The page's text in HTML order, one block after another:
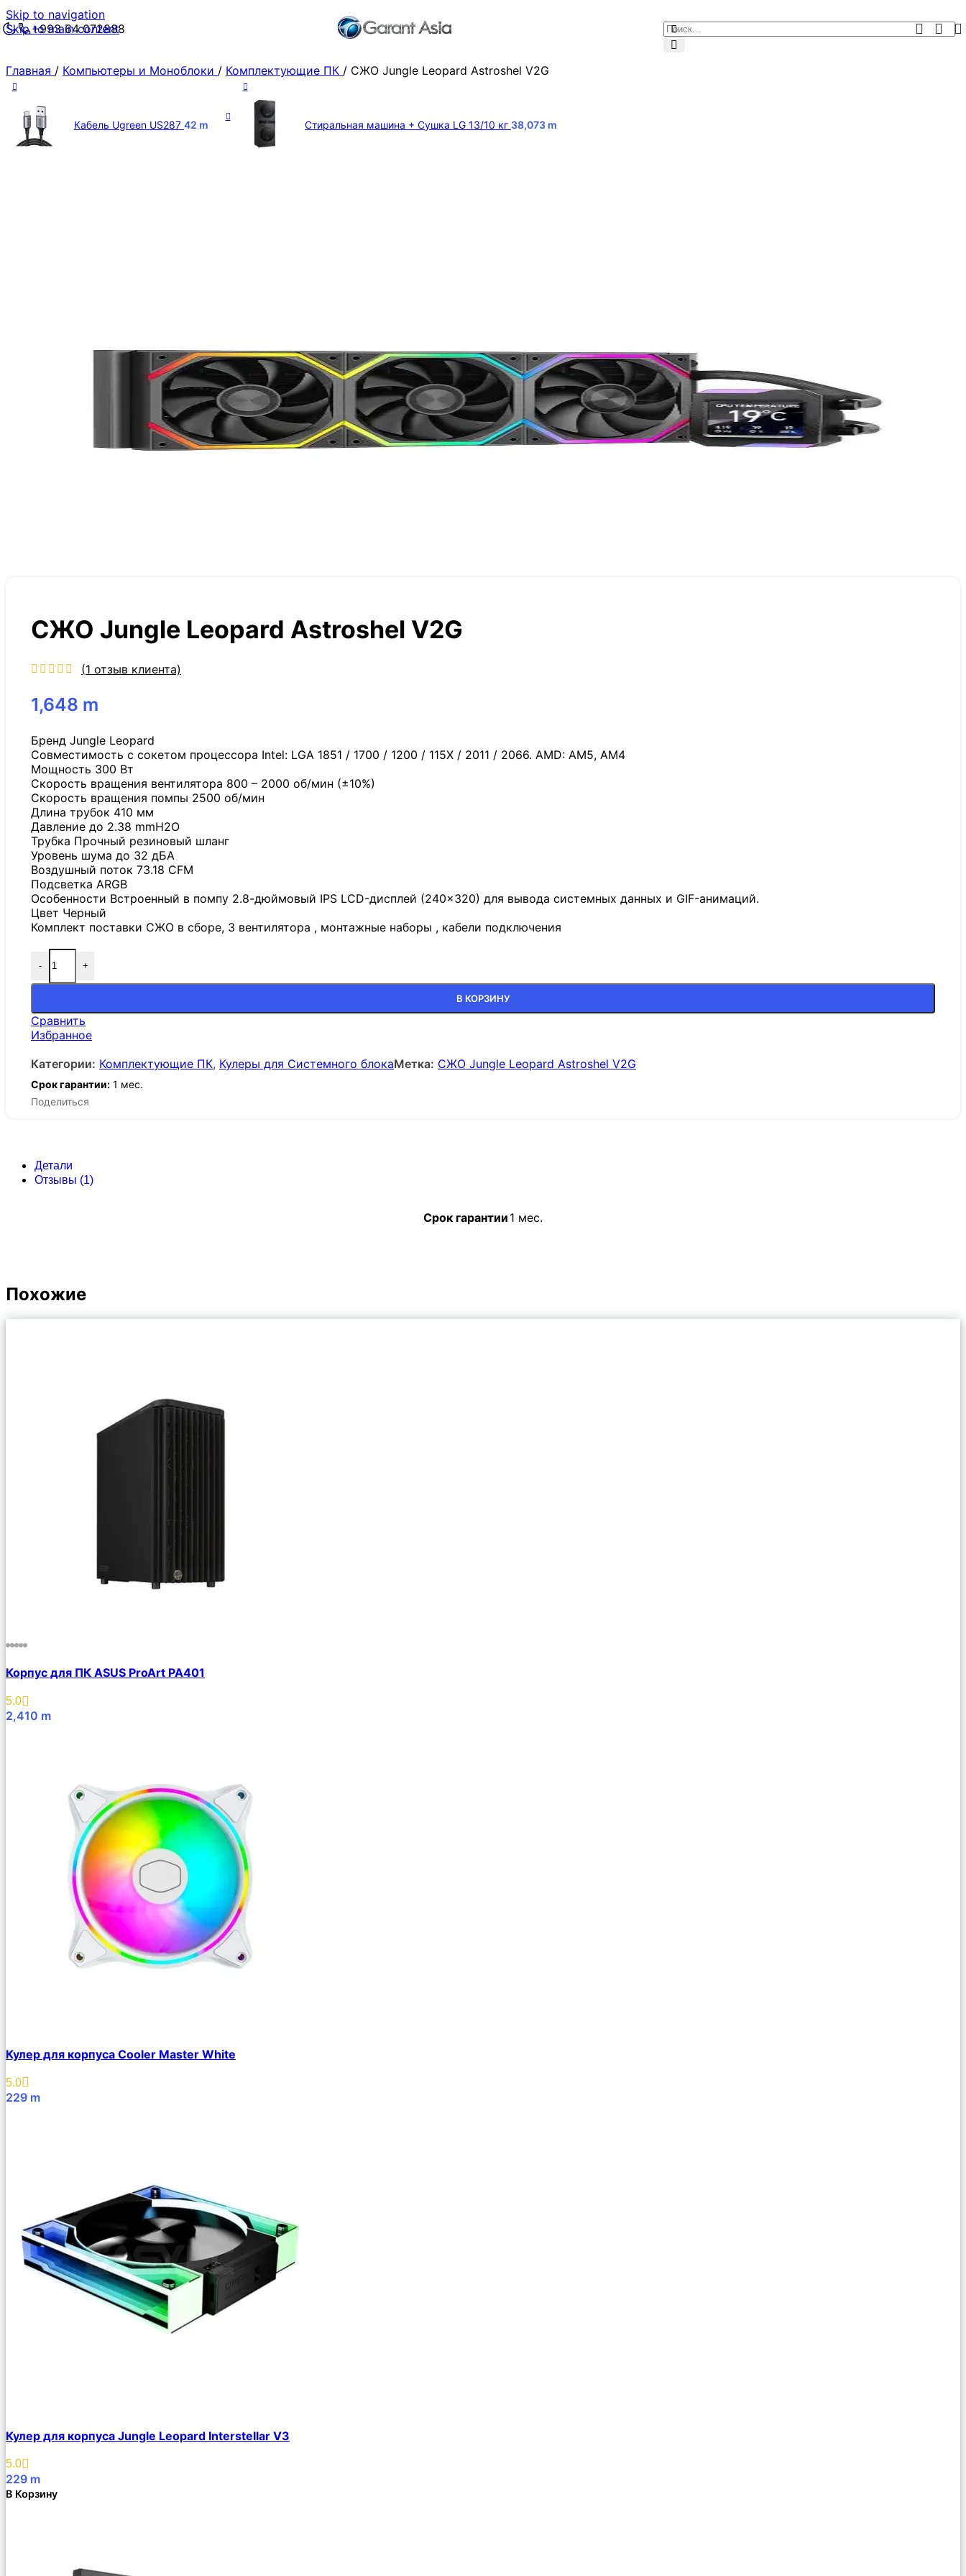
Skip to navigation
Skip to main content
+993 64 072888
Главная / Компьютеры и Моноблоки / Комплектующие ПК / СЖО Jungle Leopard Astroshel V2G
Кабель Ugreen US287 42 m Стиральная машина + Сушка LG 13/10 кг 38,073 m
СЖО Jungle Leopard Astroshel V2G
(1 отзыв клиента)
1,648 m
Бренд Jungle Leopard
Совместимость с сокетом процессора Intel: LGA 1851 / 1700 / 1200 / 115X / 2011 / 2066. AMD: AM5, AM4
Мощность 300 Вт
Скорость вращения вентилятора 800 – 2000 об/мин (±10%)
Скорость вращения помпы 2500 об/мин
Длина трубок 410 мм
Давление до 2.38 mmH2O
Трубка Прочный резиновый шланг
Уровень шума до 32 дБА
Воздушный поток 73.18 CFM
Подсветка ARGB
Особенности Встроенный в помпу 2.8-дюймовый IPS LCD-дисплей (240×320) для вывода системных данных и GIF-анимаций.
Цвет Черный
Комплект поставки СЖО в сборе, 3 вентилятора , монтажные наборы , кабели подключения
- +
В КОРЗИНУ
Сравнить
Избранное
Категории: Комплектующие ПК, Кулеры для Системного блокаМетка: СЖО Jungle Leopard Astroshel V2G
Срок гарантии: 1 мес.
Поделиться
Детали
Отзывы (1)
Срок гарантии 1 мес.
Похожие
Корпус для ПК ASUS ProArt PA401
5.0
2,410 m
Кулер для корпуса Cooler Master White
5.0
229 m
Кулер для корпуса Jungle Leopard Interstellar V3
5.0
229 m
В Корзину